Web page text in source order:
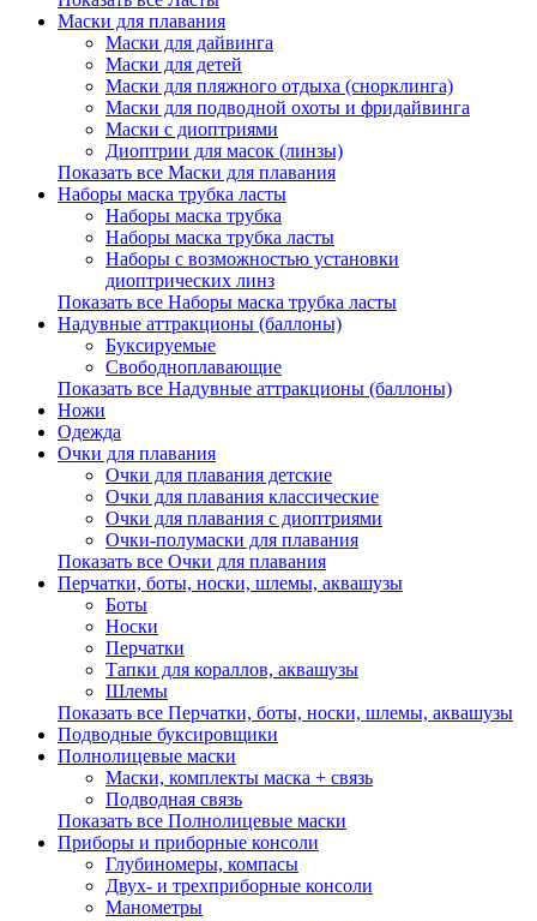
Маски для плавания
Маски для дайвинга
Маски для детей
Маски для пляжного отдыха (снорклинга)
Маски для подводной охоты и фридайвинга
Маски с диоптриями
Диоптрии для масок (линзы)
Показать все Маски для плавания
Наборы маска трубка ласты
Наборы маска трубка
Наборы маска трубка ласты
Наборы с возможностью установки
диоптрических линз
Показать все Наборы маска трубка ласты
Надувные аттракционы (баллоны)
Буксируемые
Свободноплавающие
Показать все Надувные аттракционы (баллоны)
Ножи
Одежда
Очки для плавания
Очки для плавания детские
Очки для плавания классические
Очки для плавания с диоптриями
Очки-полумаски для плавания
Показать все Очки для плавания
Перчатки, боты, носки, шлемы, аквашузы
Боты
Носки
Перчатки
Тапки для кораллов, аквашузы
Шлемы
Показать все Перчатки, боты, носки, шлемы, аквашузы
Подводные буксировщики
Полнолицевые маски
Маски, комплекты маска + связь
Подводная связь
Показать все Полнолицевые маски
Приборы и приборные консоли
Глубиномеры, компасы
Двух- и трехприборные консоли
Манометры